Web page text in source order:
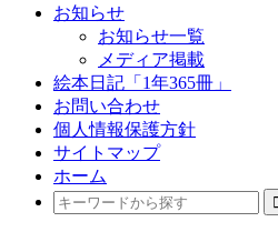
お知らせ
お知らせ一覧
メディア掲載
絵本日記「1年365冊」
お問い合わせ
個人情報保護方針
サイトマップ
ホーム